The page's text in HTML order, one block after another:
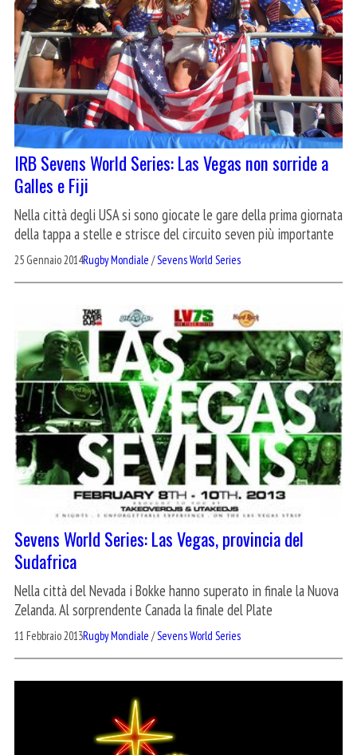
IRB Sevens World Series: Las Vegas non sorride a
Galles e Fiji
Nella città degli USA si sono giocate le gare della prima giornata
della tappa a stelle e strisce del circuito seven più importante
25 Gennaio 2014Rugby Mondiale /Sevens World Series
Sevens World Series: Las Vegas, provincia del
Sudafrica
Nella città del Nevada i Bokke hanno superato in finale la Nuova
Zelanda. Al sorprendente Canada la finale del Plate
11 Febbraio 2013Rugby Mondiale /Sevens World Series